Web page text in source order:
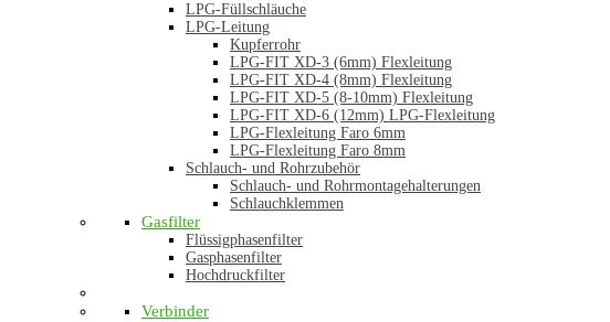
LPG-Füllschläuche
LPG-Leitung
Kupferrohr
LPG-FIT XD-3 (6mm) Flexleitung
LPG-FIT XD-4 (8mm) Flexleitung
LPG-FIT XD-5 (8-10mm) Flexleitung
LPG-FIT XD-6 (12mm) LPG-Flexleitung
LPG-Flexleitung Faro 6mm
LPG-Flexleitung Faro 8mm
Schlauch- und Rohrzubehör
Schlauch- und Rohrmontagehalterungen
Schlauchklemmen
Gasfilter
Flüssigphasenfilter
Gasphasenfilter
Hochdruckfilter
Verbinder